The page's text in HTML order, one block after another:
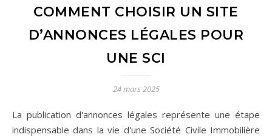
COMMENT CHOISIR UN SITE
D’ANNONCES LÉGALES POUR
UNE SCI
24 mars 2025
La publication d'annonces légales représente une étape
indispensable dans la vie d'une Société Civile Immobilière